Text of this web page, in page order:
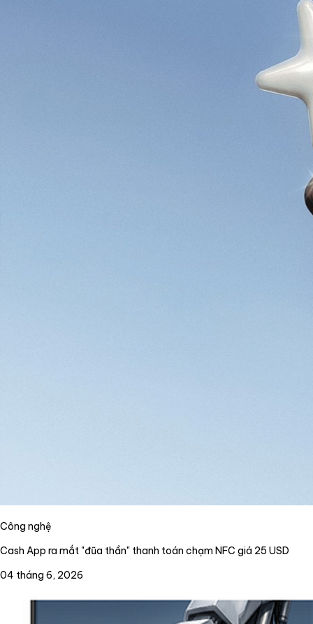
Công nghệ
Cash App ra mắt "đũa thần" thanh toán chạm NFC giá 25 USD
04 tháng 6, 2026